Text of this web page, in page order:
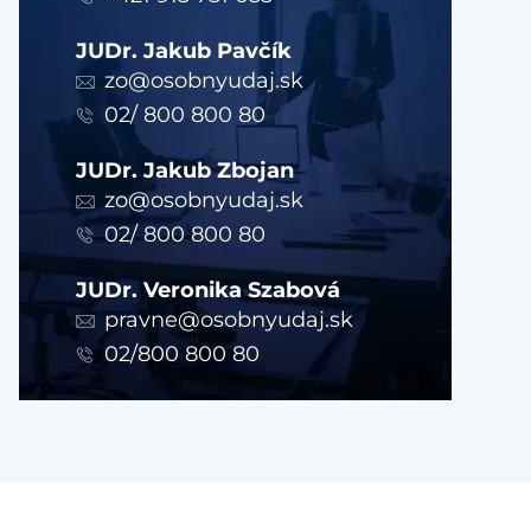
JUDr. Jakub Pavčík
zo@osobnyudaj.sk
02/ 800 800 80
JUDr. Jakub Zbojan
zo@osobnyudaj.sk
02/ 800 800 80
JUDr. Veronika Szabová
pravne@osobnyudaj.sk
02/800 800 80